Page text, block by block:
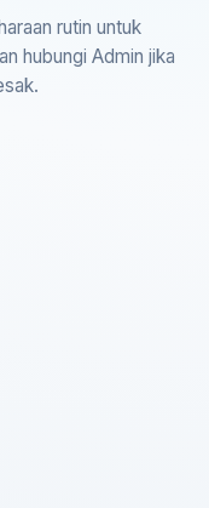
rutin untuk
hubungi Admin jika